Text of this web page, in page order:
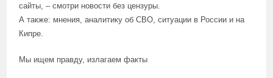
сайты, – смотри новости без цензуры.
А также: мнения, аналитику об СВО, ситуации в России и на
Кипре.
Мы ищем правду, излагаем факты